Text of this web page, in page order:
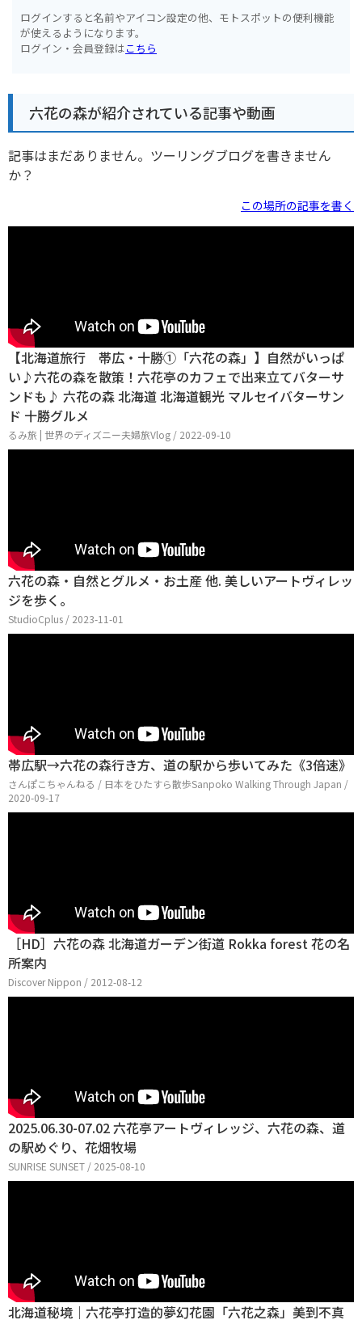
ログインすると名前やアイコン設定の他、モトスポットの便利機能
が使えるようになります。
ログイン・会員登録はこちら
六花の森が紹介されている記事や動画
記事はまだありません。ツーリングブログを書きません
か？
この場所の記事を書く
【北海道旅行 帯広・十勝①「六花の森」】自然がいっぱ
い♪六花の森を散策！六花亭のカフェで出来立てバターサ
ンドも♪ 六花の森 北海道 北海道観光 マルセイバターサン
ド 十勝グルメ
るみ旅 | 世界のディズニー夫婦旅Vlog / 2022-09-10
六花の森・自然とグルメ・お土産 他. 美しいアートヴィレッ
ジを歩く。
StudioCplus / 2023-11-01
帯広駅→六花の森行き方、道の駅から歩いてみた《3倍速》
さんぽこちゃんねる / 日本をひたすら散歩Sanpoko Walking Through Japan /
2020-09-17
［HD］六花の森 北海道ガーデン街道 Rokka forest 花の名
所案内
Discover Nippon / 2012-08-12
2025.06.30-07.02 六花亭アートヴィレッジ、六花の森、道
の駅めぐり、花畑牧場
SUNRISE SUNSET / 2025-08-10
北海道秘境｜六花亭打造的夢幻花園「六花之森」美到不真